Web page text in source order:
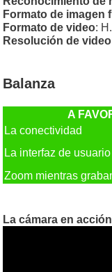
Formato de imagen
Formato de video:
Resolución de video
Balanza
A
La conectividad
La interfaz de usuario
Zoom mientras
La cámara en acción